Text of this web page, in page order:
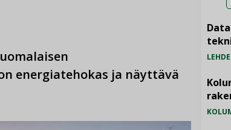
energiatehokas ja näyttävä